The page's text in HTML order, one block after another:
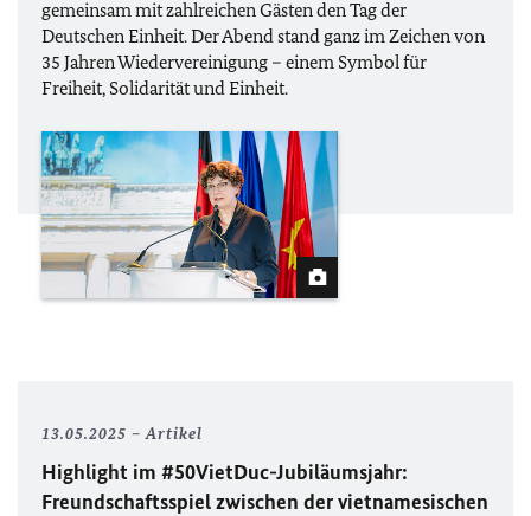
gemeinsam mit zahlreichen Gästen den Tag der
Deutschen Einheit. Der Abend stand ganz im Zeichen von
35 Jahren Wiedervereinigung – einem Symbol für
Freiheit, Solidarität und Einheit.
13.05.2025 Artikel
Highlight im #50VietDuc-Jubiläumsjahr:
Freundschaftsspiel zwischen der vietnamesischen